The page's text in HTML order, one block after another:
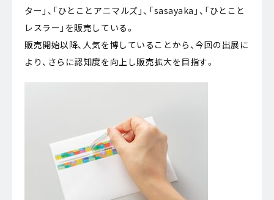
ター」、「ひとことアニマルズ」、「sasayaka」、「ひとこと
レスラー」を販売している。
販売開始以降、人気を博していることから、今回の出展に
より、さらに認知度を向上し販売拡大を目指す。